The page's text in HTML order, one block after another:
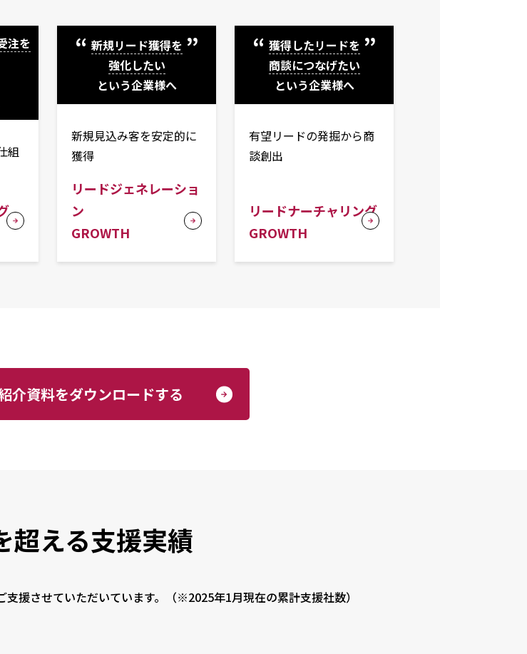
注を
組
新規リード獲得を
強化したい
という企業様へ
新規見込み客を安定的に
獲得
リードジェネレーショ
ン
GROWTH
獲得したリードを
商談につなげたい
という企業様へ
有望リードの発掘から商
談創出
リードナーチャリング
GROWTH
介資料をダウンロードする
超える支援実績
援させていただいています。（※2025年1月現在の累計支援社数）